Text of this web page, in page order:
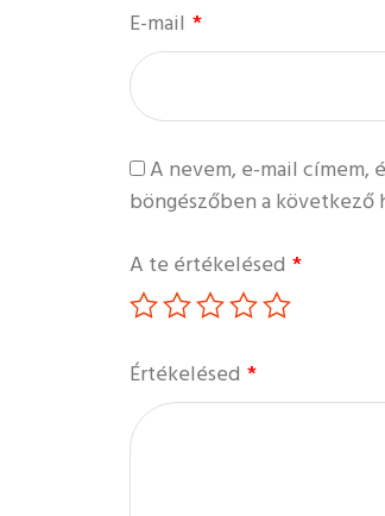
E-mail *
A nevem, e-mail címem,
böngészőben a következő
A te értékelésed *
Értékelésed *